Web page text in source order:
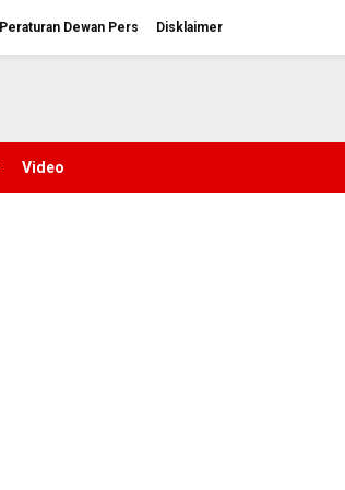
Peraturan Dewan Pers Disklaimer
Video